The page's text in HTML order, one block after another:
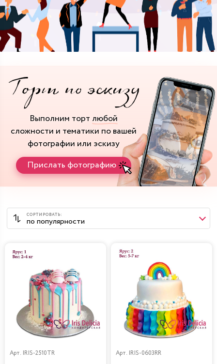
Выполним торт любой
сложности и тематики по вашей
фотографии или эскизу
Прислать фотографию
Арт. IRIS-2510TR Арт. IRIS-0603RR